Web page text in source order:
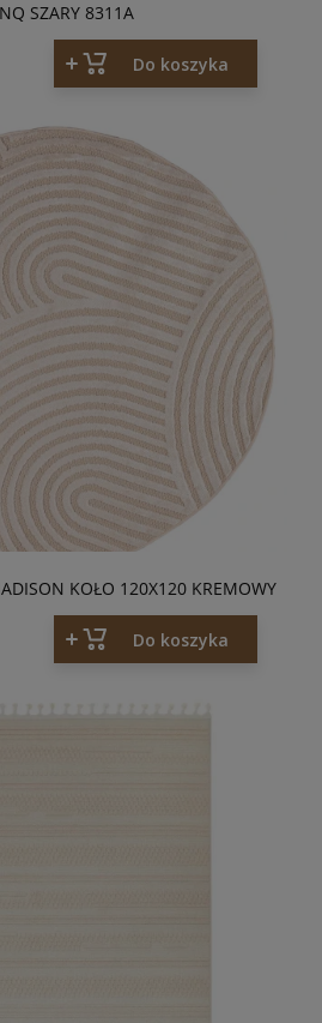
DYWAN NOWOCZESNY LINQ SZARY 8311A
Do koszyka
KOŁO 120X120 KREMOWY
Do koszyka